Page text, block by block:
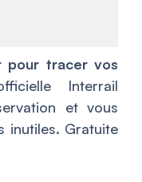
pour tracer vos
Interrail
et vous
inutiles. Gratuite